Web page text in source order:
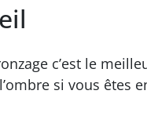
c’est le
si vous êtes